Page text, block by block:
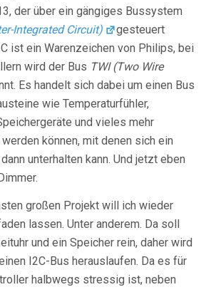
der über ein gängiges Bussystem
Integrated Circuit)
gesteuert
ist ein Warenzeichen von Philips, bei
wird der Bus TWI (Two Wire
Es handelt sich dabei um einen Bus
wie Temperaturfühler,
und vieles mehr
können, mit denen sich ein
unterhalten kann. Und jetzt eben
großen Projekt will ich wieder
lassen. Unter anderem. Da soll
und ein Speicher rein, daher wird
I2C-Bus herauslaufen. Da es für
halbwegs stressig ist, neben